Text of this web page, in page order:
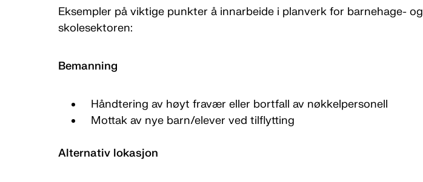
Eksempler på viktige punkter å innarbeide i planverk for barnehage- og
skolesektoren:
Bemanning
Håndtering av høyt fravær eller bortfall av nøkkelpersonell
Mottak av nye barn/elever ved tilflytting
Alternativ lokasjon